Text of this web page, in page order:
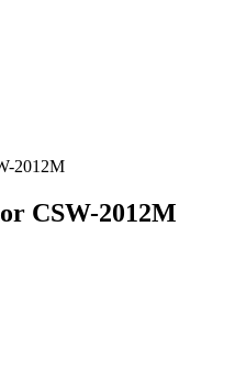
2012M
CSW-2012M